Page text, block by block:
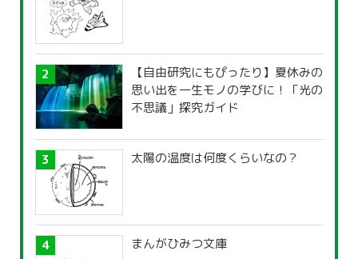
【自由研究にもぴったり】夏休みの
思い出を一生モノの学びに！「光の
不思議」探究ガイド
太陽の温度は何度くらいなの？
まんがひみつ文庫